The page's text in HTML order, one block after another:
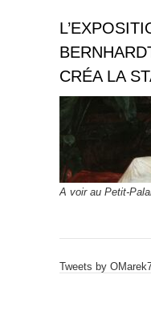
CRÉA LA
A voir au Petit-
Tweets by